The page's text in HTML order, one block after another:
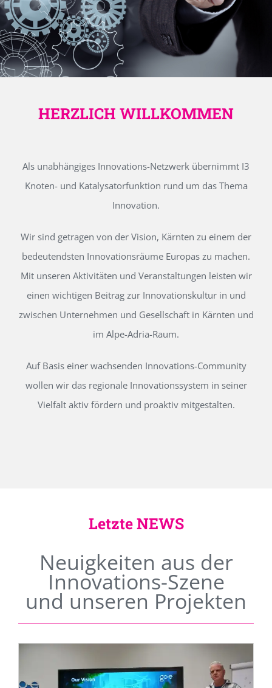
HERZLICH WILLKOMMEN
Als unabhängiges Innovations-Netzwerk übernimmt I3
Knoten- und Katalysatorfunktion rund um das Thema
Innovation.
Wir sind getragen von der Vision, Kärnten zu einem der
bedeutendsten Innovationsräume Europas zu machen.
Mit unseren Aktivitäten und Veranstaltungen leisten wir
einen wichtigen Beitrag zur Innovationskultur in und
zwischen Unternehmen und Gesellschaft in Kärnten und
im Alpe-Adria-Raum.
Auf Basis einer wachsenden Innovations-Community
wollen wir das regionale Innovationssystem in seiner
Vielfalt aktiv fördern und proaktiv mitgestalten.
Letzte NEWS
Neuigkeiten aus der
Innovations-Szene
und unseren Projekten